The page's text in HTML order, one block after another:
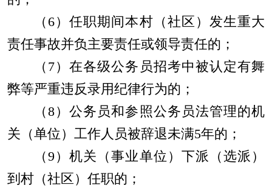
（ 6）任职期间本村（社区）发生重大
责任事故并负主要责任或领导责任的；
（ 7）在各级公务员招考中被认定有舞
弊等严重违反录用纪律行为的；
（8）公务员和参照公务员法管理的机
关（单位）工作人员被辞退未满5年的；
（9 ）机关（事业单位）下派（选派）
到村（社区）任职的；